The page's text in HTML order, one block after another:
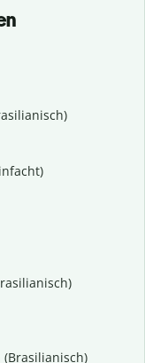
(Brasilianisch)